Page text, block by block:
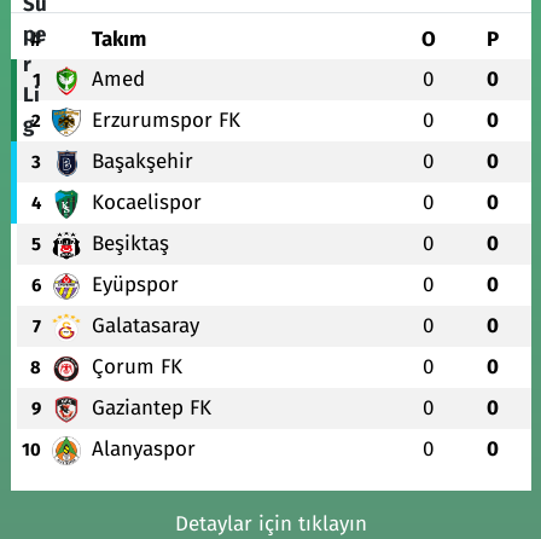
# Takım O P
1 Amed 0 0
2 Erzurumspor FK 0 0
3 Başakşehir 0 0
4 Kocaelispor 0 0
5 Beşiktaş 0 0
6 Eyüpspor 0 0
7 Galatasaray 0 0
8 Çorum FK 0 0
9 Gaziantep FK 0 0
10 Alanyaspor 0 0
Detaylar için tıklayın